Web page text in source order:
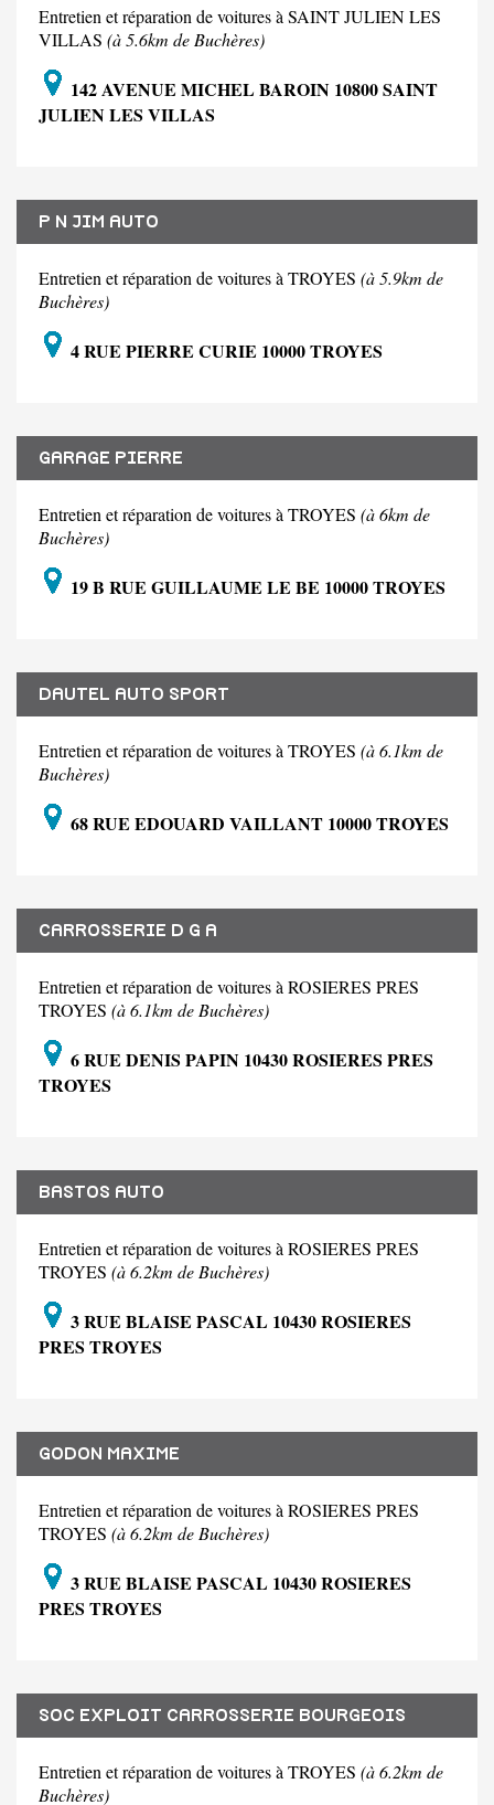
Entretien et réparation de voitures à SAINT JULIEN LES
VILLAS (à 5.6km de Buchères)
142 AVENUE MICHEL BAROIN 10800 SAINT
JULIEN LES VILLAS
P N JIM AUTO
Entretien et réparation de voitures à TROYES (à 5.9km de
Buchères)
4 RUE PIERRE CURIE 10000 TROYES
GARAGE PIERRE
Entretien et réparation de voitures à TROYES (à 6km de
Buchères)
19 B RUE GUILLAUME LE BE 10000 TROYES
DAUTEL AUTO SPORT
Entretien et réparation de voitures à TROYES (à 6.1km de
Buchères)
68 RUE EDOUARD VAILLANT 10000 TROYES
CARROSSERIE D G A
Entretien et réparation de voitures à ROSIERES PRES
TROYES (à 6.1km de Buchères)
6 RUE DENIS PAPIN 10430 ROSIERES PRES
TROYES
BASTOS AUTO
Entretien et réparation de voitures à ROSIERES PRES
TROYES (à 6.2km de Buchères)
3 RUE BLAISE PASCAL 10430 ROSIERES
PRES TROYES
GODON MAXIME
Entretien et réparation de voitures à ROSIERES PRES
TROYES (à 6.2km de Buchères)
3 RUE BLAISE PASCAL 10430 ROSIERES
PRES TROYES
SOC EXPLOIT CARROSSERIE BOURGEOIS
Entretien et réparation de voitures à TROYES (à 6.2km de
Buchères)